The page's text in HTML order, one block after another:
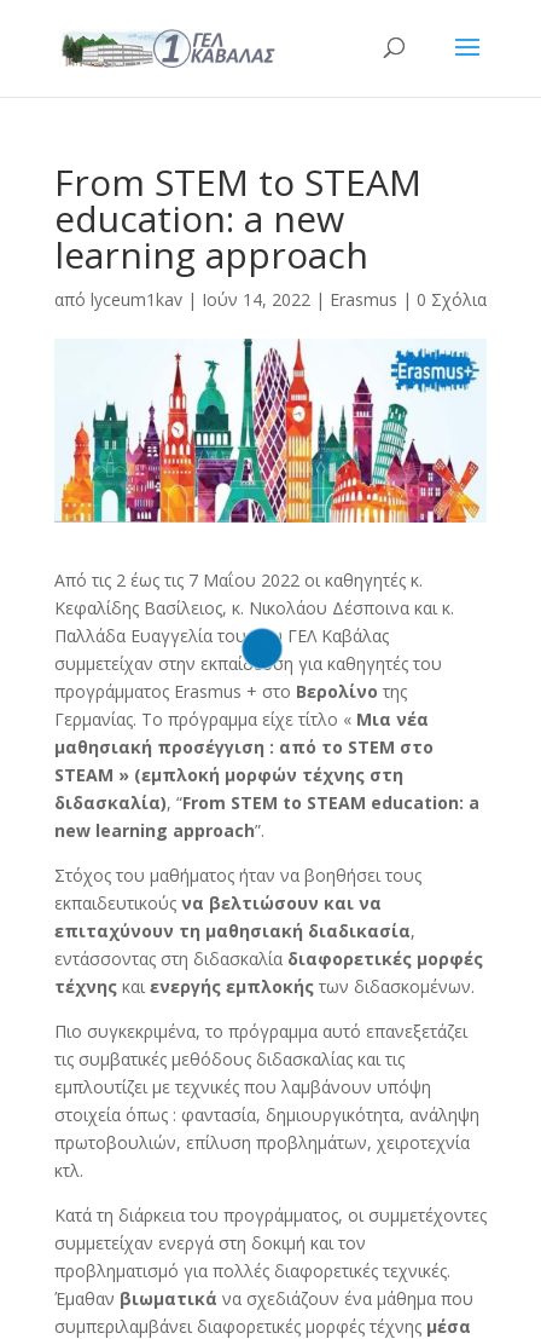
From STEM to STEAM
education: a new
learning approach
από lyceum1kav| Ιούν 14, 2022| Erasmus | 0 Σχόλια
Από τις 2 έως τις 7 Μαΐου 2022 οι καθηγητές κ.
Κεφαλίδης Βασίλειος, κ. Νικολάου Δέσποινα και κ.
Παλλάδα Ευαγγελία του 1ου ΓΕΛ Καβάλας
συμμετείχαν στην εκπαίδευση για καθηγητές του
προγράμματος Erasmus + στο Βερολίνο της
Γερμανίας. Το πρόγραμμα είχε τίτλο « Μια νέα
μαθησιακή προσέγγιση : από το STEM στο
STEAM » (εμπλοκή μορφών τέχνης στη
διδασκαλία), “From STEM to STEAM education: a
new learning approach”.
Στόχος του μαθήματος ήταν να βοηθήσει τους
εκπαιδευτικούς να βελτιώσουν και να
επιταχύνουν τη μαθησιακή διαδικασία,
εντάσσοντας στη διδασκαλία διαφορετικές μορφές
τέχνηςκαι ενεργής εμπλοκήςτων διδασκομένων.
Πιο συγκεκριμένα, το πρόγραμμα αυτό επανεξετάζει
τις συμβατικές μεθόδους διδασκαλίας και τις
εμπλουτίζει με τεχνικές που λαμβάνουν υπόψη
στοιχεία όπως : φαντασία, δημιουργικότητα, ανάληψη
πρωτοβουλιών, επίλυση προβλημάτων, χειροτεχνία
κτλ.
Κατά τη διάρκεια του προγράμματος, οι συμμετέχοντες
συμμετείχαν ενεργά στη δοκιμή και τον
προβληματισμό για πολλές διαφορετικές τεχνικές.
Έμαθαν βιωματικά να σχεδιάζουν ένα μάθημα που
συμπεριλαμβάνει διαφορετικές μορφές τέχνης μέσα